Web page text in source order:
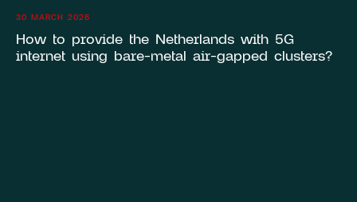
30 MARCH 2026
How to provide the Netherlands with 5G
internet using bare-metal air-gapped clusters?